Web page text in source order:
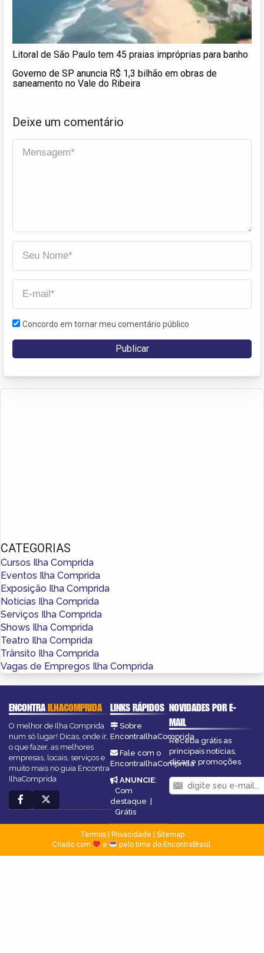
Litoral de São Paulo tem 45 praias impróprias para banho
Governo de SP anuncia R$ 1,3 bilhão em obras de
saneamento no Vale do Ribeira
Deixe um comentário
Concordo em tornar meu comentário público
CATEGORIAS
Cursos Ilha Comprida
Eventos Ilha Comprida
Exposição Ilha Comprida
Notícias Ilha Comprida
Serviços Ilha Comprida
Shows Ilha Comprida
Teatro Ilha Comprida
Trânsito Ilha Comprida
Vagas de Empregos Ilha Comprida
ENCONTRAILHACOMPRIDA
O melhor de Ilha Comprida
num só lugar! Dicas, onde ir,
o que fazer, as melhores
empresas, locais, serviços e
muito mais no guia Encontra
IlhaComprida
LINKS RÁPIDOS
Sobre
EncontraIlhaComprida
Fale com o
EncontraIlhaComprida
ANUNCIE:
Com
destaque
Grátis
NOVIDADES POR E-
MAIL
Receba grátis as
principais notícias,
dicas e promoções
Termos| Privacidade
Sitemap
Criado com
e pelo time do EncontraBrasil